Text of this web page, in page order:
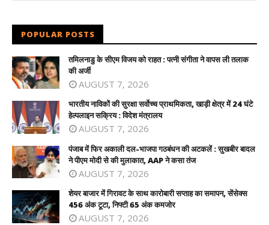
POPULAR POSTS
तमिलनाडु के सीएम विजय को राहत : पत्नी संगीता ने वापस ली तलाक
की अर्जी
AUGUST 7, 2026
भारतीय नाविकों की सुरक्षा सर्वोच्च प्राथमिकता, खाड़ी क्षेत्र में 24 घंटे
हेल्पलाइन सक्रिय : विदेश मंत्रालय
AUGUST 7, 2026
पंजाब में फिर अकाली दल-भाजपा गठबंधन की अटकलें : सुखबीर बादल
ने पीएम मोदी से की मुलाकात, AAP ने कसा तंज
AUGUST 7, 2026
शेयर बाजार में गिरावट के साथ कारोबारी सप्ताह का समापन, सेंसेक्स
456 अंक टूटा, निफ्टी 65 अंक कमजोर
AUGUST 7, 2026